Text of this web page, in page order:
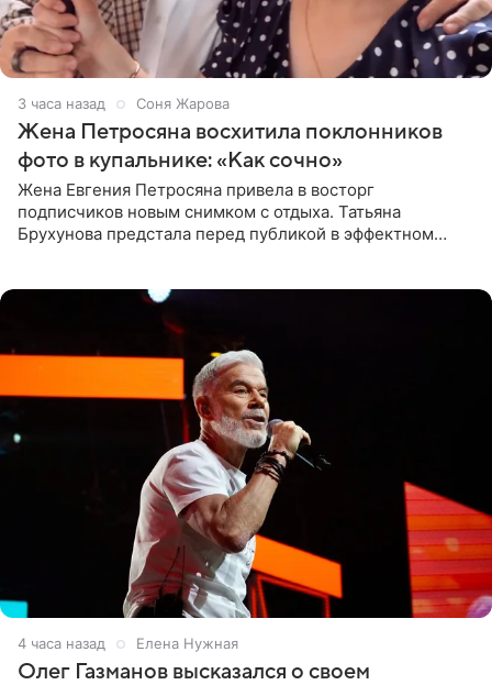
3 часа назад Соня Жарова
Жена Петросяна восхитила поклонников
фото в купальнике: «Как сочно»
Жена Евгения Петросяна привела в восторг
подписчиков новым снимком с отдыха. Татьяна
Брухунова предстала перед публикой в эффектном
4 часа назад Елена Нужная
Олег Газманов высказался о своем